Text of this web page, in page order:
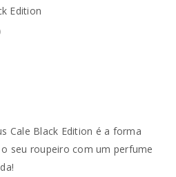
Edition
Cale Black Edition é a forma
seu roupeiro com um perfume